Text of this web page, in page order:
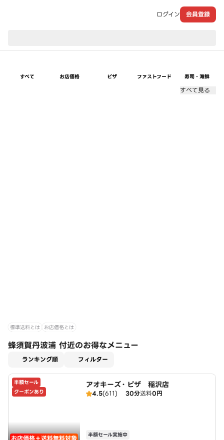
ログイン 会員登録
すべて お店価格 ピザ ファストフード 寿司・海鮮
すべて見る
標準送料とは お店価格とは
蜂須賀丹波浦 付近のお得なメニュー
ランキング順 フィルター
半額セール
クーポンあり
アオキーズ・ピザ 稲沢店
4.5(611) 30分送料0円
半額セール実施中